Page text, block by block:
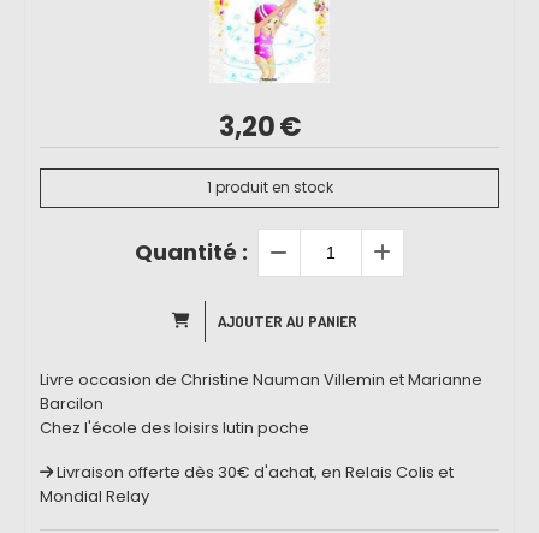
3,20€
1 produit en stock
Quantité :
AJOUTER AU PANIER
Livre occasion de Christine Nauman Villemin et Marianne
Barcilon
Chez l'école des loisirs lutin poche
Livraison offerte dès 30€ d'achat, en Relais Colis et
Mondial Relay